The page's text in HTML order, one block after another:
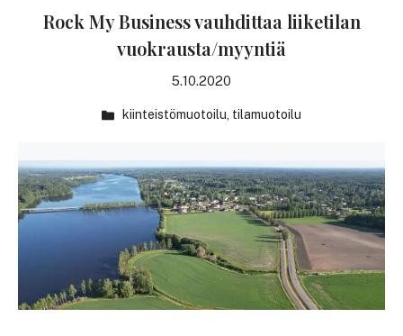
Rock My Business vauhdittaa liiketilan
vuokrausta/myyntiä
5.10.2020
kiinteistömuotoilu tilamuotoilu